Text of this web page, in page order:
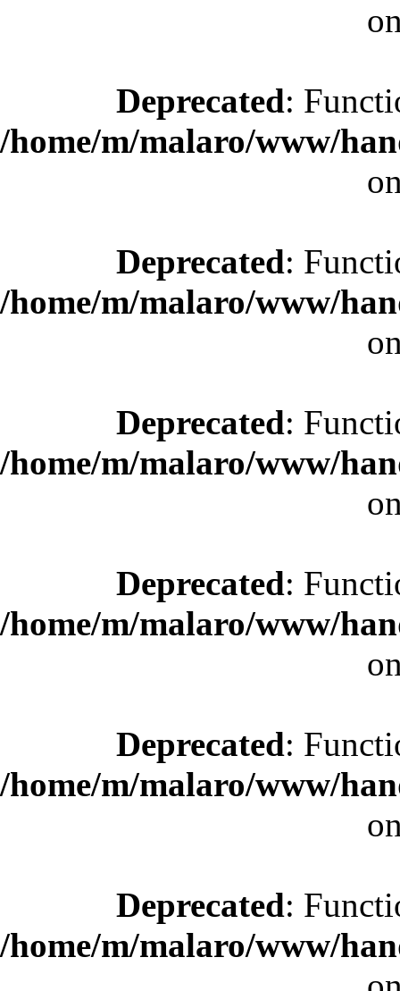
Deprecated:
/home/m/malaro/www/
Deprecated:
/home/m/malaro/www/
Deprecated:
/home/m/malaro/www/
Deprecated:
/home/m/malaro/www/
Deprecated:
/home/m/malaro/www/
Deprecated:
/home/m/malaro/www/